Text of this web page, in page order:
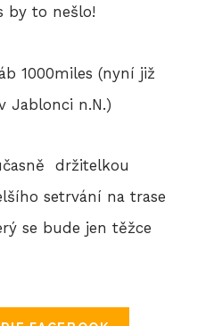
by to nešlo!
1000miles (nyní již
Jablonci n.N.)
držitelkou
setrvání na trase
se bude jen těžce